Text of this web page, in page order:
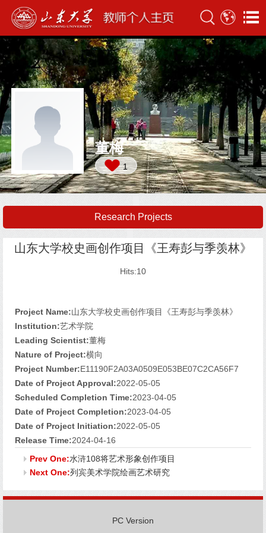
董梅
1
Research Projects
山东大学校史画创作项目《王寿彭与季羡林》
Hits:10
Project Name:山东大学校史画创作项目《王寿彭与季羡林》
Institution:艺术学院
Leading Scientist:董梅
Nature of Project:横向
Project Number:E11190F2A03A0509E053BE07C2CA56F7
Date of Project Approval:2022-05-05
Scheduled Completion Time:2023-04-05
Date of Project Completion:2023-04-05
Date of Project Initiation:2022-05-05
Release Time:2024-04-16
Prev One:水浒108将艺术形象创作项目
Next One:列宾美术学院绘画艺术研究
PC Version